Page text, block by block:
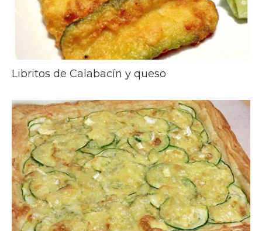
Libritos de Calabacín y queso